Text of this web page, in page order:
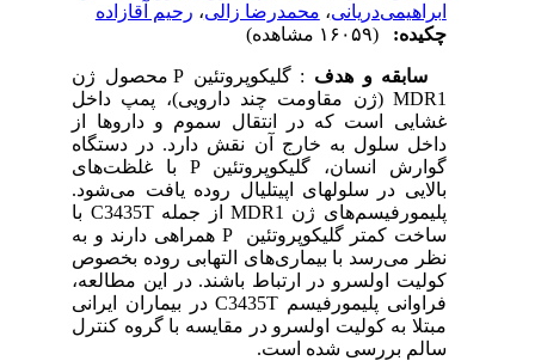
ابراهیمی‌دریانی،محمدرضا زالی،رحیم آقازاده
چکیده:
سابقه و هدف
: گلیکوپروتئین P محصول ژن
MDR1 (ژن مقاومت چند دارویی)، پمپ داخل
غشایی است که در انتقال سموم و داروها از
داخل سلول به خارج آن نقش دارد. در دستگاه
گوارش انسان، گلیکوپروتئین P با غلظت‌های
بالایی در سلولهای اپی­تلیال روده یافت می‌شود.
پلی­مورفیسم‌های ژن MDR1 از جمله C3435T با
ساخت کمتر گلیکوپروتئین ‍ P همراهی دارند و به
نظر می‌رسد با بیماری‌های التهابی روده بخصوص
کولیت اولسرو در ارتباط باشند. در این مطالعه،
فراوانی پلی­مورفیسم C3435T در بیماران ایرانی
مبتلا به کولیت اولسرو در مقایسه با گروه کنترل
سالم بررسی شده است.